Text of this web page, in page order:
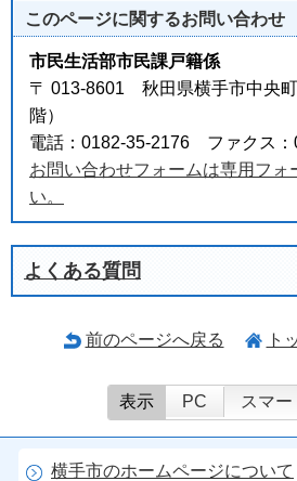
このページに関するお問い合わせ
市民生活部市民課戸籍係
〒 013-8601 秋田県横手市中央
階）
電話：0182-35-2176 ファクス：
お問い合わせフォームは専用フォ
い。
よくある質問
前のページへ戻る ト
表示 PC スマ
横手市のホームページについて